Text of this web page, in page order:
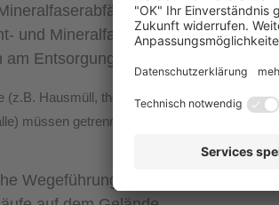
(nur von privaten
und Mineralfaserabfälle werden nur
am Entsorgungszentrum erworben
(z.B. Hausmüll, thermisch verwertbarer
müssen getrennt voneinander angeliefert
Wegeführung durch Schilder und